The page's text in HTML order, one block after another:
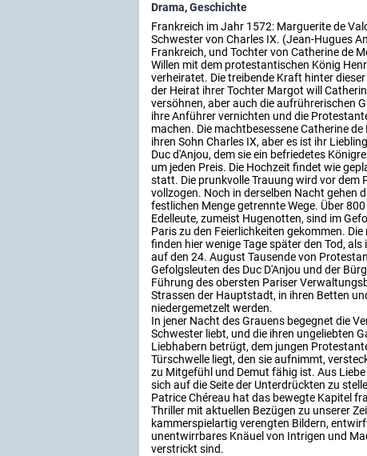
Drama,Geschichte
Frankreich im Jahr 1572: Marguerite de
Schwester von Charles IX. (Jean-Hugues
Frankreich, und Tochter von Catherine de
Willen mit dem protestantischen König
verheiratet. Die treibende Kraft hinter
der Heirat ihrer Tochter Margot will
versöhnen, aber auch die aufrührerischen
ihre Anführer vernichten und die
machen. Die machtbesessene Catherine
ihren Sohn Charles IX, aber es ist ihr
Duc d'Anjou, dem sie ein befriedetes
um jeden Preis. Die Hochzeit findet wie
statt. Die prunkvolle Trauung wird vor dem
vollzogen. Noch in derselben Nacht gehen
festlichen Menge getrennte Wege. Über
Edelleute, zumeist Hugenotten, sind im
Paris zu den Feierlichkeiten gekommen.
finden hier wenige Tage später den Tod,
auf den 24. August Tausende von
Gefolgsleuten des Duc D'Anjou und der
Führung des obersten Pariser
Strassen der Hauptstadt, in ihren Betten
niedergemetzelt werden.
In jener Nacht des Grauens begegnet die
Schwester liebt, und die ihren ungeliebten
Liebhabern betrügt, dem jungen
Türschwelle liegt, den sie aufnimmt,
zu Mitgefühl und Demut fähig ist. Aus
sich auf die Seite der Unterdrückten zu
Patrice Chéreau hat das bewegte Kapitel
Thriller mit aktuellen Bezügen zu unserer
kammerspielartig verengten Bildern,
unentwirrbares Knäuel von Intrigen und
verstrickt sind.